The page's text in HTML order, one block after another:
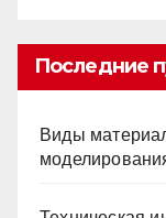
Последние
Виды